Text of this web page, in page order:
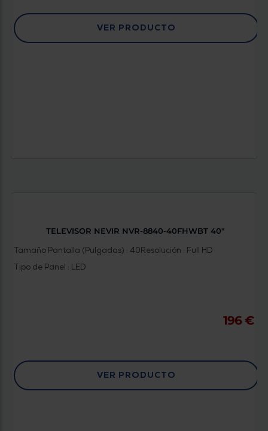
VER PRODUCTO
TELEVISOR NEVIR NVR-8840-40FHWBT 40"
Tamaño Pantalla (Pulgadas) : 40Resolución : Full HD
Tipo de Panel : LED
196 €
VER PRODUCTO